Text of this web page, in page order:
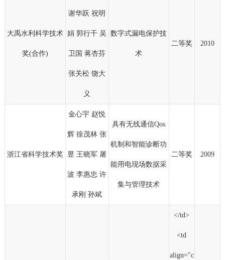
大禹水利科学技术
奖(合作)
谢华跃 祝明
娟 郭行干 吴
卫国 蒋杏芬
张关松 饶大
义
数字式漏电保护技
术
二等奖 2010
浙江省科学技术奖
金心宇 赵悦
辉 徐茂林 张
昱 王晓军 屠
波 李惠忠 许
承刚 孙斌
具有无线通信Qos
机制和智能诊断功
能用电现场数据采
集与管理技术
二等奖 2009
</td>
<td
align="c